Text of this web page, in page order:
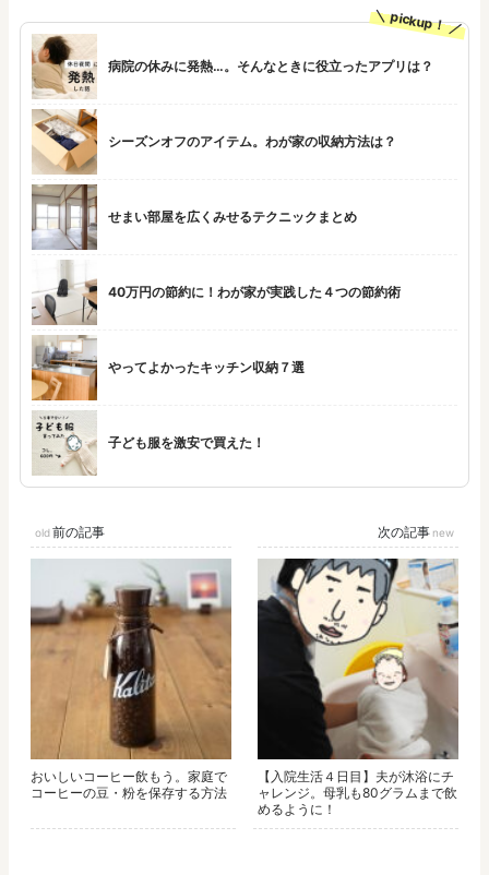
pickup！
病院の休みに発熱…。そんなときに役立ったアプリは？
シーズンオフのアイテム。わが家の収納方法は？
せまい部屋を広くみせるテクニックまとめ
40万円の節約に！わが家が実践した４つの節約術
やってよかったキッチン収納７選
子ども服を激安で買えた！
前の記事
おいしいコーヒー飲もう。家庭で
コーヒーの豆・粉を保存する方法
次の記事
【入院生活４日目】夫が沐浴にチ
ャレンジ。母乳も80グラムまで飲
めるように！